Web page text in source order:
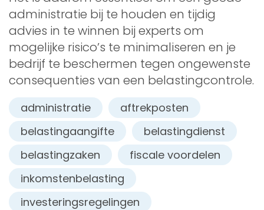
administratie bij te houden en tijdig
advies in te winnen bij experts om
mogelijke risico’s te minimaliseren en je
bedrijf te beschermen tegen ongewenste
consequenties van een belastingcontrole.
administratie
aftrekposten
belastingaangifte
belastingdienst
belastingzaken
fiscale voordelen
inkomstenbelasting
investeringsregelingen